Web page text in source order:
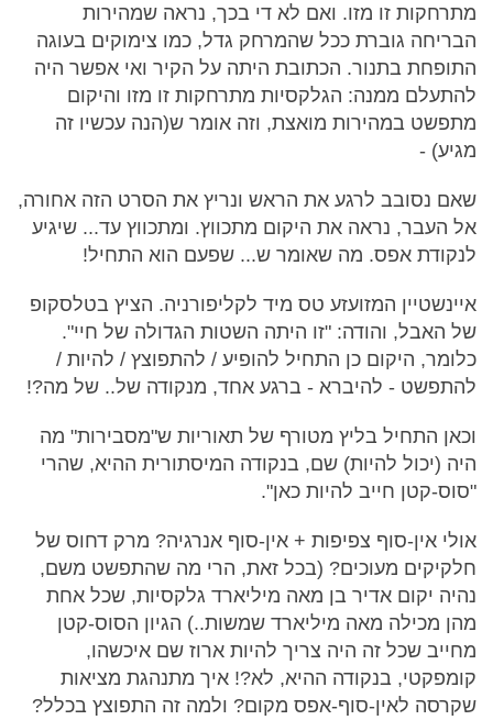
מתרחקות זו מזו. ואם לא די בכך, נראה שמהירות
הבריחה גוברת ככל שהמרחק גדל, כמו צימוקים בעוגה
התופחת בתנור. הכתובת היתה על הקיר ואי אפשר היה
להתעלם ממנה: הגלקסיות מתרחקות זו מזו והיקום
מתפשט במהירות מואצת, וזה אומר ש(הנה עכשיו זה
מגיע) -
שאם נסובב לרגע את הראש ונריץ את הסרט הזה אחורה,
אל העבר, נראה את היקום מתכווץ. ומתכווץ עד... שיגיע
לנקודת אפס. מה שאומר ש... שפעם הוא התחיל!
איינשטיין המזועזע טס מיד לקליפורניה. הציץ בטלסקופ
של האבל, והודה: "זו היתה השטות הגדולה של חיי".
כלומר, היקום כן התחיל להופיע / להתפוצץ / להיות /
להתפשט - להיברא - ברגע אחד, מנקודה של.. של מה?!
וכאן התחיל בליץ מטורף של תאוריות ש"מסבירות" מה
היה (יכול להיות) שם, בנקודה המיסתורית ההיא, שהרי
"סוס-קטן חייב להיות כאן".
אולי אין-סוף צפיפות + אין-סוף אנרגיה? מרק דחוס של
חלקיקים מעוכים? (בכל זאת, הרי מה שהתפשט משם,
נהיה יקום אדיר בן מאה מיליארד גלקסיות, שכל אחת
מהן מכילה מאה מיליארד שמשות..) הגיון הסוס-קטן
מחייב שכל זה היה צריך להיות ארוז שם איכשהו,
קומפקטי, בנקודה ההיא, לא?! איך מתנהגת מציאות
שקרסה לאין-סוף-אפס מקום? ולמה זה התפוצץ בכלל?